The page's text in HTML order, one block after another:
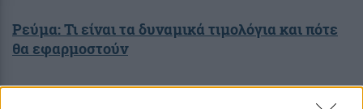
Ρεύμα: Τι είναι τα δυναμικά τιμολόγια και πότε
θα εφαρμοστούν